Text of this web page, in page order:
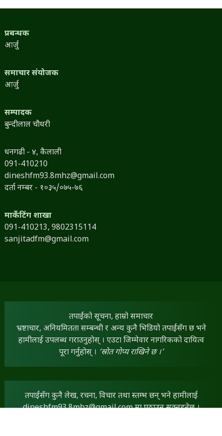
प्रबन्धक
आर्जु
समाचार संयोजक
आर्जु
सम्पादक
बुन्दीलाल चौधरी
धनगढी - ४, कैलाली
091-410210
dineshfm93.8mhz@gmail.com
दर्ता नम्बर - १०३५/०७५-७६
मार्केटिंग शाखा
091-410213, 9802315114
sanjitadfm@gmail.com
तपाईंको सूचना, हाम्रो समाचार
भ्रष्टाचार, अनियमितता सम्बन्धी र अन्य कुनै भिडियो तपाईंसँग छ भने
हामीलाई उपलब्ध गराउनुहोस् । एउटा जिम्मेवार नागरिकको दायित्व
पूरा गर्नुहोस् । ‘स्रोत गोप्य राखिने छ ।’
तपाईंसँग कुनै लेख, रचना, विचार तथा स्तम्भ छन् भने हामीलाई
dineshfm93.8mhz@gmail.comमा पठाउन सक्नुहुनेछ ।